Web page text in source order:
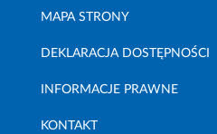
MAPA STRONY
DEKLARACJA DOSTĘPNOŚCI
INFORMACJE PRAWNE
KONTAKT